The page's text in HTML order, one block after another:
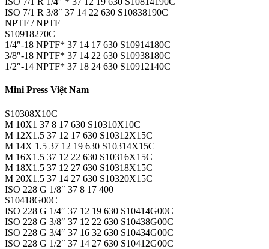
ISO 7/1 R 3/8″ 37 14 22 630 S10838190C
NPTF / NPTF
S10918270C
1/4″-18 NPTF* 37 14 17 630 S10914180C
3/8″-18 NPTF* 37 14 22 630 S10938180C
1/2″-14 NPTF* 37 18 24 630 S10912140C
Mini Press Việt Nam
S10308X10C
M 10X1 37 8 17 630 S10310X10C
M 12X1.5 37 12 17 630 S10312X15C
M 14X 1.5 37 12 19 630 S10314X15C
M 16X1.5 37 12 22 630 S10316X15C
M 18X1.5 37 12 27 630 S10318X15C
M 20X1.5 37 14 27 630 S10320X15C
ISO 228 G 1/8″ 37 8 17 400
S10418G00C
ISO 228 G 1/4″ 37 12 19 630 S10414G00C
ISO 228 G 3/8″ 37 12 22 630 S10438G00C
ISO 228 G 3/4″ 37 16 32 630 S10434G00C
ISO 228 G 1/2″ 37 14 27 630 S10412G00C